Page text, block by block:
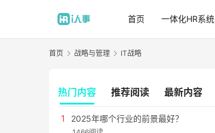
首页 一体化HR系统
首页 战略与管理 IT战略
热门内容 推荐阅读 最新内容
2025年哪个行业的前景最好？